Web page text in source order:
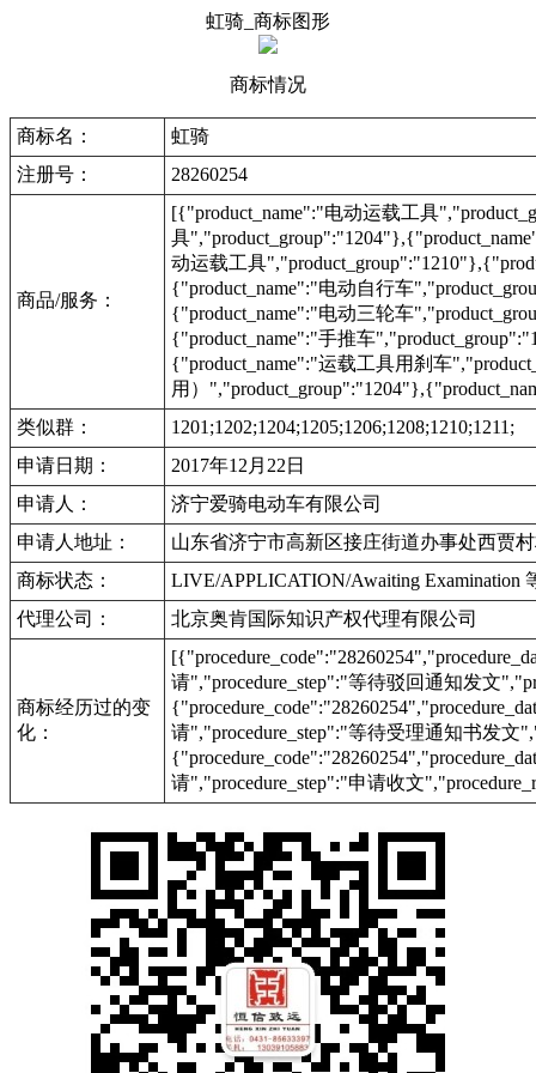
虹骑_商标图形
商标情况
商标名：
虹骑
注册号：
28260254
商品/服务：
[{"product_name":"电动运载工具
具
动运载工具
{"product_name":"电动自行车
{"product_name":"电动三轮车
{"product_name":"手推车
{"product_name":"运载工具用刹车
用）
类似群：
1201;1202;1204;1205;1206;1208;1210;1211;
申请日期：
2017年12月22日
申请人：
济宁爱骑电动车有限公司
申请人地址：
山东省济宁市高新区接庄街道办事处西贾
商标状态：
LIVE/APPLICATION/Awaiting Examination
代理公司：
北京奥肯国际知识产权代理有限公司
商标经历过的变
化：
请","procedure_step":"等待驳回通知发文
请","procedure_step":"等待受理通知书发文
请","procedure_step":"申请收文